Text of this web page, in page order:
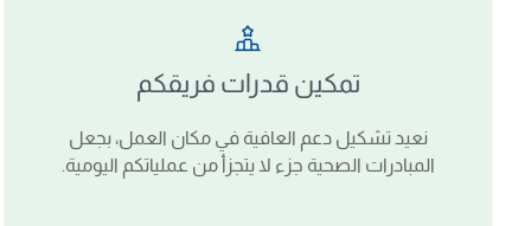
تمكين قدرات فريقكم
نعيد تشكيل دعم العافية في مكان العمل، بجعل
المبادرات الصحية جزء لا يتجزأ من عملياتكم اليومية.